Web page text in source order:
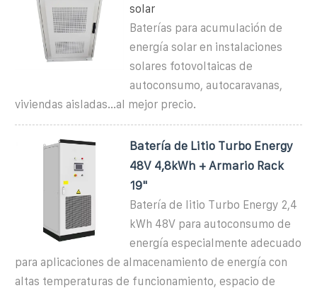
solar
Baterías para acumulación de
energía solar en instalaciones
solares fotovoltaicas de
autoconsumo, autocaravanas,
viviendas aisladas...al mejor precio.
Batería de Litio Turbo Energy
48V 4,8kWh + Armario Rack
19"
Batería de litio Turbo Energy 2,4
kWh 48V para autoconsumo de
energía especialmente adecuado
para aplicaciones de almacenamiento de energía con
altas temperaturas de funcionamiento, espacio de